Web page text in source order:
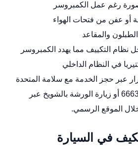
رغم عمل الكمبروسر
أو عفن من فتحات الهواء
والمقاعد
نظام التكييف مما يهدد الكمبروسر
في النظام الداخلي
عبر حجز الخدمة مع سلامة المتحدة
الموقع الرسمي.
في السيارة